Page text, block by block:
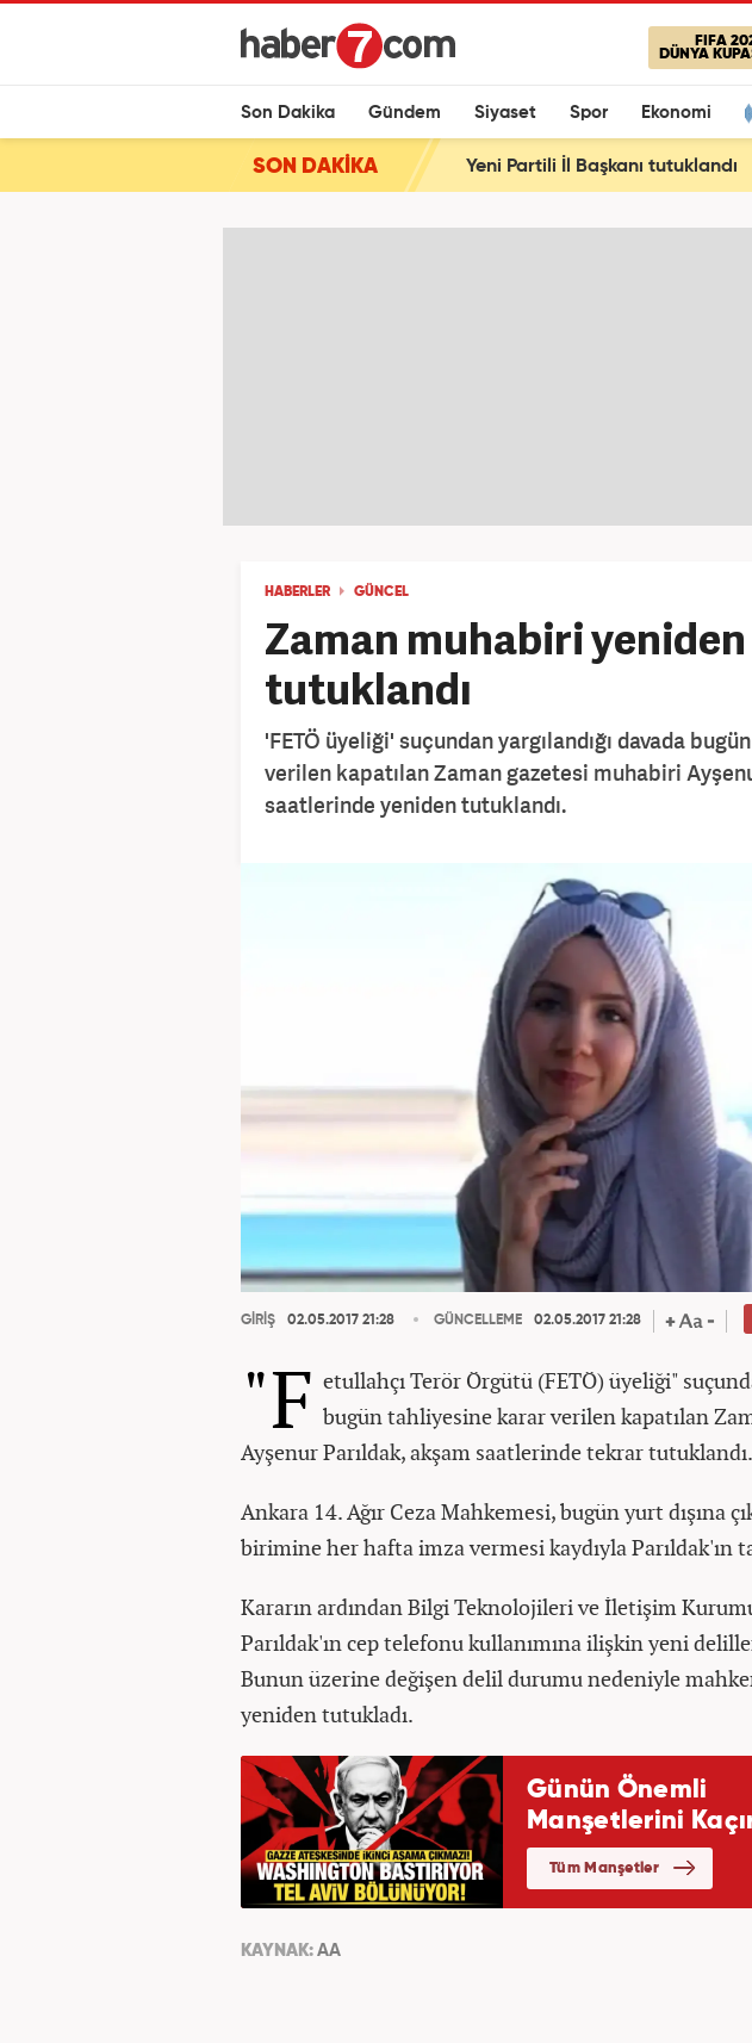
FIFA
DÜNYA
Son Dakika Gündem Siyaset Spor Ekonomi
SON DAKİKA Yeni Partili İl Başkanı tutuklandı
HABERLER GÜNCEL
Zaman muhabiri yeniden
tutuklandı
'FETÖ üyeliği' suçundan yargılandığı davada
verilen kapatılan Zaman gazetesi muhabiri
saatlerinde yeniden tutuklandı.
GİRİŞ 02.05.2017 21:28 GÜNCELLEME 02.05.2017 21:28
"F etullahçı Terör Örgütü (FETÖ) üyeliği"
bugün tahliyesine karar verilen kapatılan
Ayşenur Parıldak, akşam saatlerinde tekrar tutuklandı.
Ankara 14. Ağır Ceza Mahkemesi, bugün yurt dışına
birimine her hafta imza vermesi kaydıyla
Kararın ardından Bilgi Teknolojileri ve İletişim
Parıldak'ın cep telefonu kullanımına ilişkin yeni
Bunun üzerine değişen delil durumu nedeniyle
yeniden tutukladı.
KAYNAK: AA